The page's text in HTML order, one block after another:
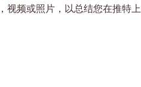
视频或照片，以总结您在推特上